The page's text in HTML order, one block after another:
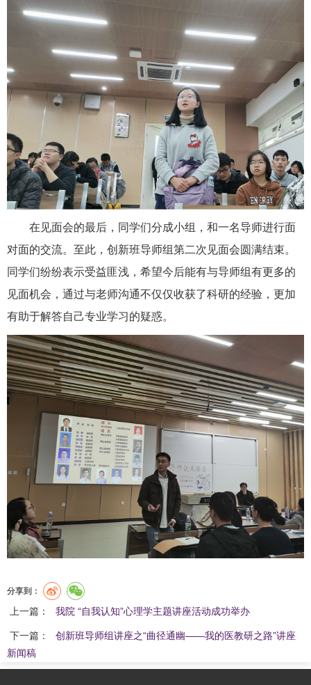
在见面会的最后，同学们分成小组，和一名导师进行面
对面的交流。至此，创新班导师组第二次见面会圆满结束。
同学们纷纷表示受益匪浅，希望今后能有与导师组有更多的
见面机会，通过与老师沟通不仅仅收获了科研的经验，更加
有助于解答自己专业学习的疑惑。
分享到：
上一篇： 我院 “自我认知”心理学主题讲座活动成功举办
下一篇：
创新班导师组讲座之“曲径通幽——我的医教研之路”讲座
新闻稿